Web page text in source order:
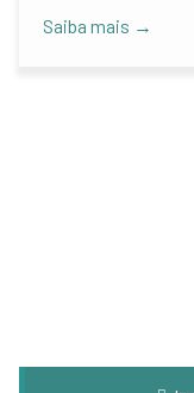
Saiba mais →